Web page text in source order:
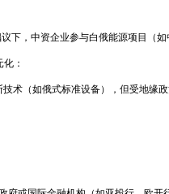
议下，中资企业参与白俄能源项目（
化：
术（如俄式标准设备），但受地缘